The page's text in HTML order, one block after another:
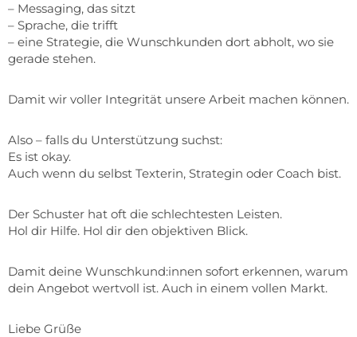
– Messaging, das sitzt
– Sprache, die trifft
– eine Strategie, die Wunschkunden dort abholt, wo sie
gerade stehen.
Damit wir voller Integrität unsere Arbeit machen können.
Also – falls du Unterstützung suchst:
Es ist okay.
Auch wenn du selbst Texterin, Strategin oder Coach bist.
Der Schuster hat oft die schlechtesten Leisten.
Hol dir Hilfe. Hol dir den objektiven Blick.
Damit deine Wunschkund:innen sofort erkennen, warum
dein Angebot wertvoll ist. Auch in einem vollen Markt.
Liebe Grüße